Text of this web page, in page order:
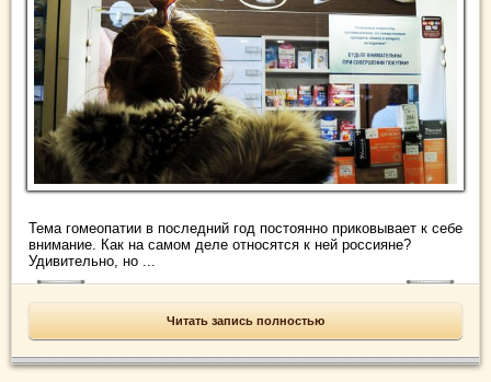
Тема гомеопатии в последний год постоянно приковывает к себе
внимание. Как на самом деле относятся к ней россияне?
Удивительно, но ...
Читать запись полностью